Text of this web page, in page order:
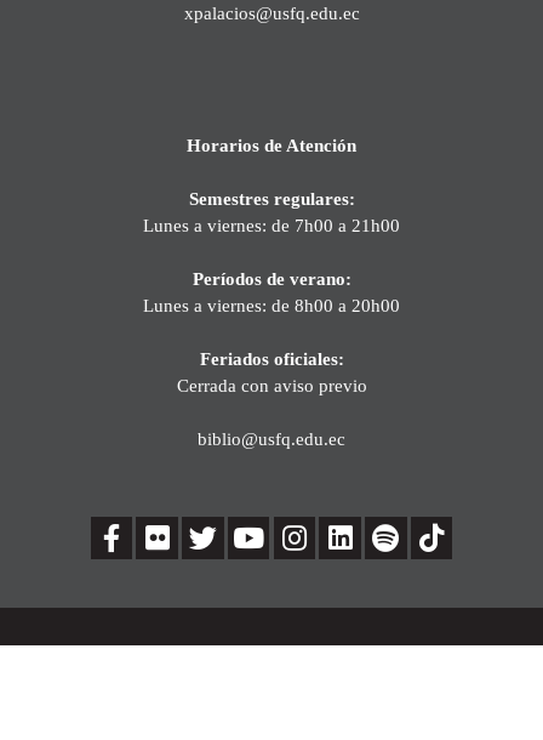
xpalacios@usfq.edu.ec
Horarios de Atención
Semestres regulares:
Lunes a viernes: de 7h00 a 21h00
Períodos de verano:
Lunes a viernes: de 8h00 a 20h00
Feriados oficiales:
Cerrada con aviso previo
biblio@usfq.edu.ec